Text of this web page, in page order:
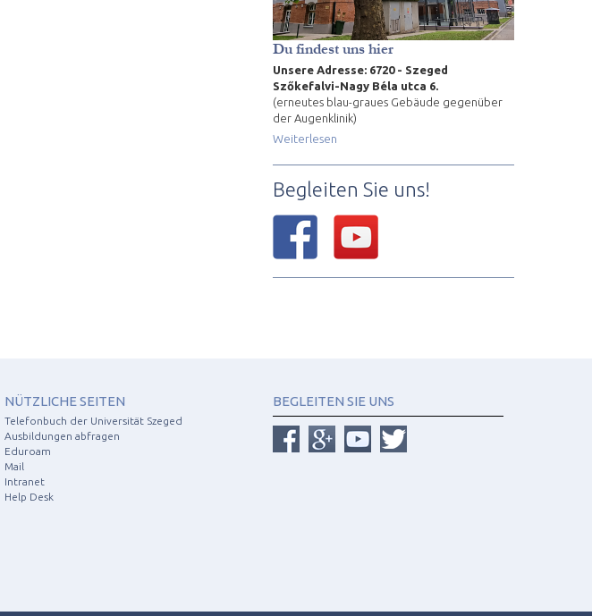
Du findest uns hier
Unsere Adresse: 6720 - Szeged
Szőkefalvi-Nagy Béla utca 6.
(erneutes blau-graues Gebäude gegenüber
der Augenklinik)
Weiterlesen
Begleiten Sie uns!
NÜTZLICHE SEITEN
Telefonbuch der Universität Szeged
Ausbildungen abfragen
Eduroam
Mail
Intranet
Help Desk
BEGLEITEN SIE UNS